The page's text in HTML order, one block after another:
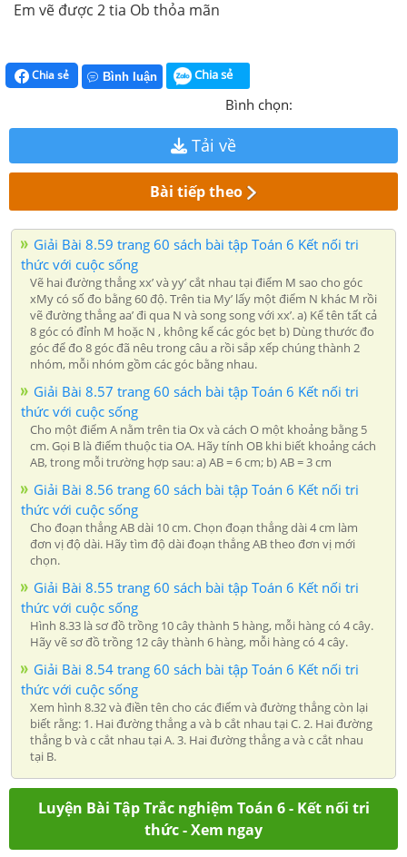
Em vẽ được 2 tia Ob thỏa mãn
Chia sẻ Bình luận Chia sẻ
Bình chọn:
Tải về
Bài tiếp theo
Giải Bài 8.59 trang 60 sách bài tập Toán 6 Kết nối tri
thức với cuộc sống
Vẽ hai đường thẳng xx’ và yy’ cắt nhau tại điểm M sao cho góc
xMy có số đo bằng 60 độ. Trên tia My’ lấy một điểm N khác M rồi
vẽ đường thẳng aa’ đi qua N và song song với xx’. a) Kể tên tất cả
8 góc có đỉnh M hoặc N , không kể các góc bẹt b) Dùng thước đo
góc để đo 8 góc đã nêu trong câu a rồi sắp xếp chúng thành 2
nhóm, mỗi nhóm gồm các góc bằng nhau.
Giải Bài 8.57 trang 60 sách bài tập Toán 6 Kết nối tri
thức với cuộc sống
Cho một điểm A nằm trên tia Ox và cách O một khoảng bằng 5
cm. Gọi B là điểm thuộc tia OA. Hãy tính OB khi biết khoảng cách
AB, trong mỗi trường hợp sau: a) AB = 6 cm; b) AB = 3 cm
Giải Bài 8.56 trang 60 sách bài tập Toán 6 Kết nối tri
thức với cuộc sống
Cho đoạn thẳng AB dài 10 cm. Chọn đoạn thẳng dài 4 cm làm
đơn vị độ dài. Hãy tìm độ dài đoạn thẳng AB theo đơn vị mới
chọn.
Giải Bài 8.55 trang 60 sách bài tập Toán 6 Kết nối tri
thức với cuộc sống
Hình 8.33 là sơ đồ trồng 10 cây thành 5 hàng, mỗi hàng có 4 cây.
Hãy vẽ sơ đồ trồng 12 cây thành 6 hàng, mỗi hàng có 4 cây.
Giải Bài 8.54 trang 60 sách bài tập Toán 6 Kết nối tri
thức với cuộc sống
Xem hình 8.32 và điền tên cho các điểm và đường thẳng còn lại
biết rằng: 1. Hai đường thẳng a và b cắt nhau tại C. 2. Hai đường
thẳng b và c cắt nhau tại A. 3. Hai đường thẳng a và c cắt nhau
tại B.
Luyện Bài Tập Trắc nghiệm Toán 6 - Kết nối tri
thức - Xem ngay